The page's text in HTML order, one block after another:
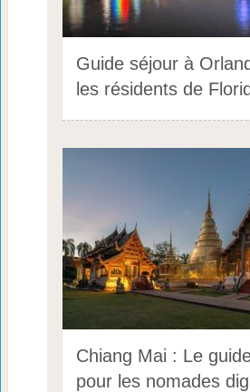
Guide séjour à
les résidents de
Chiang Mai : Le
pour les nomades